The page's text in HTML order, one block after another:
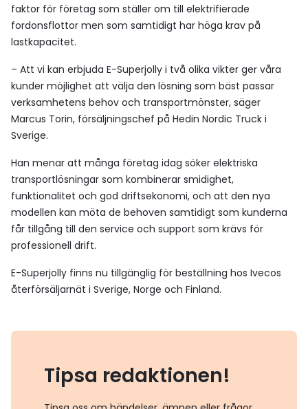
faktor för företag som ställer om till elektrifierade
fordonsflottor men som samtidigt har höga krav på
lastkapacitet.
– Att vi kan erbjuda E-Superjolly i två olika vikter ger våra
kunder möjlighet att välja den lösning som bäst passar
verksamhetens behov och transportmönster, säger
Marcus Torin, försäljningschef på Hedin Nordic Truck i
Sverige.
Han menar att många företag idag söker elektriska
transportlösningar som kombinerar smidighet,
funktionalitet och god driftsekonomi, och att den nya
modellen kan möta de behoven samtidigt som kunderna
får tillgång till den service och support som krävs för
professionell drift.
E-Superjolly finns nu tillgänglig för beställning hos Ivecos
återförsäljarnät i Sverige, Norge och Finland.
Tipsa redaktionen!